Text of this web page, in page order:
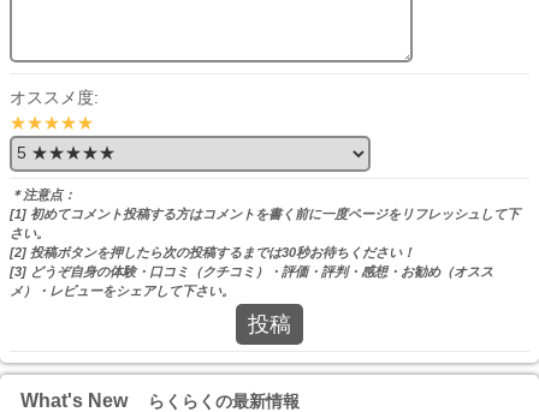
オススメ度:
★★★★★
＊注意点：
[1] 初めてコメント投稿する方はコメントを書く前に一度ページをリフレッシュして下
さい。
[2] 投稿ボタンを押したら次の投稿するまでは30秒お待ちください！
[3] どうぞ自身の体験・口コミ（クチコミ）・評価・評判・感想・お勧め（オスス
メ）・レビューをシェアして下さい。
投稿
What's New らくらくの最新情報